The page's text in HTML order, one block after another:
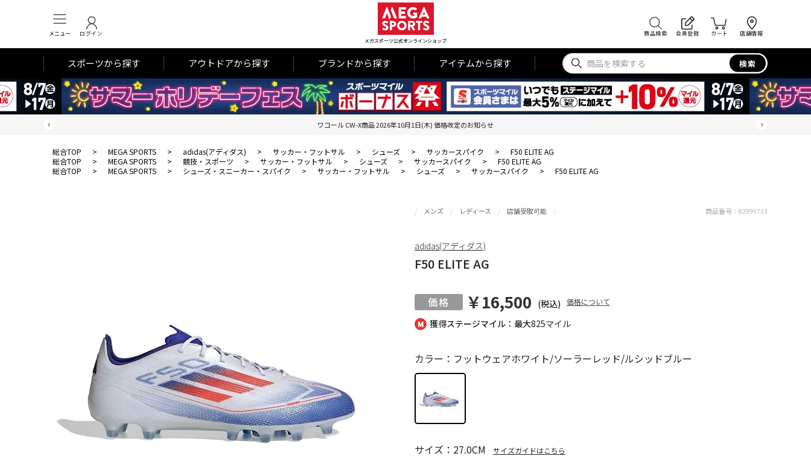
メニュー ログイン
メガスポーツ公式オンラインショップ
商品検索 会員登録 カート 店舗情報
スポーツから探す アウトドアから探す ブランドから探す アイテムから探す 検索
ワコール CW-X商品 2026年10月1日(木) 価格改定のお知らせ
総合TOP > MEGA SPORTS > adidas(アディダス) > サッカー・フットサル > シューズ > サッカースパイク >
F50 ELITE AG
総合TOP
> MEGA SPORTS > 競技・スポーツ > サッカー・フットサル > シューズ > サッカースパイク >
F50 ELITE AG
総合TOP
> MEGA SPORTS > シューズ・スニーカー・スパイク > サッカー・フットサル > シューズ > サッカースパイク > F50 ELITE AG
獲得ステージマイル：最大825マイル
メンズ レディース 店舗受取可能
F50 ELITE AG
￥16,500 (税込) 価格について
カラー：フットウェアホワイト/ソーラーレッド/ルシッドブルー
サイズ：27.0CM サイズガイドはこちら
商品番号： 82999731
adidas(アディダス)